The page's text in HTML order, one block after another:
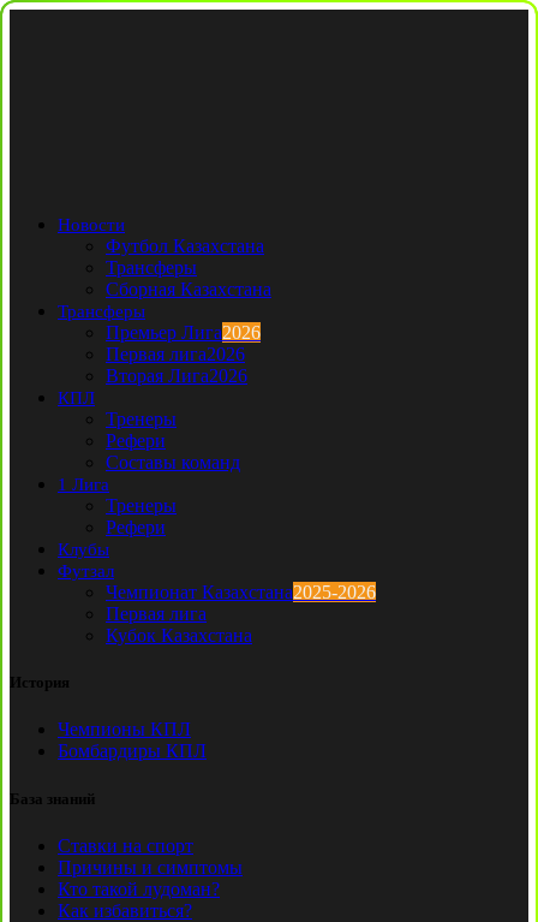
Новости
Футбол Казахстана
Трансферы
Сборная Казахстана
Трансферы
Премьер Лига2026
Первая лига2026
Вторая Лига2026
КПЛ
Тренеры
Рефери
Составы команд
1 Лига
Тренеры
Рефери
Клубы
Футзал
Чемпионат Казахстана2025-2026
Первая лига
Кубок Казахстана
История
Чемпионы КПЛ
Бомбардиры КПЛ
База знаний
Ставки на спорт
Причины и симптомы
Кто такой лудоман?
Как избавиться?